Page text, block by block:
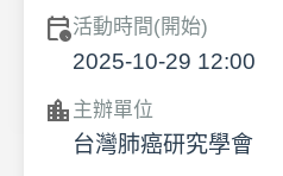
calendar_clock活動時間(開始)
2025-10-29 12:00
location_city 主辦單位
台灣肺癌研究學會